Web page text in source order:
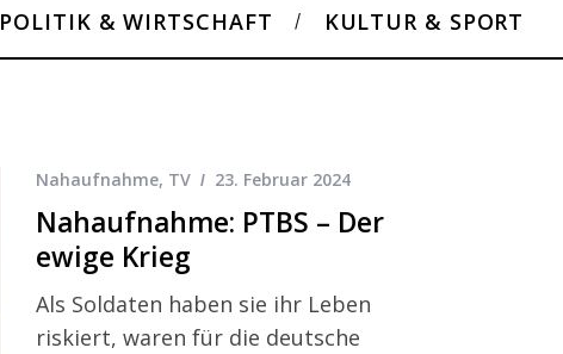
POLITIK & WIRTSCHAFT KULTUR & SPORT
Nahaufnahme, TV 23. Februar 2024
Nahaufnahme: PTBS – Der
ewige Krieg
Als Soldaten haben sie ihr Leben
riskiert, waren für die deutsche